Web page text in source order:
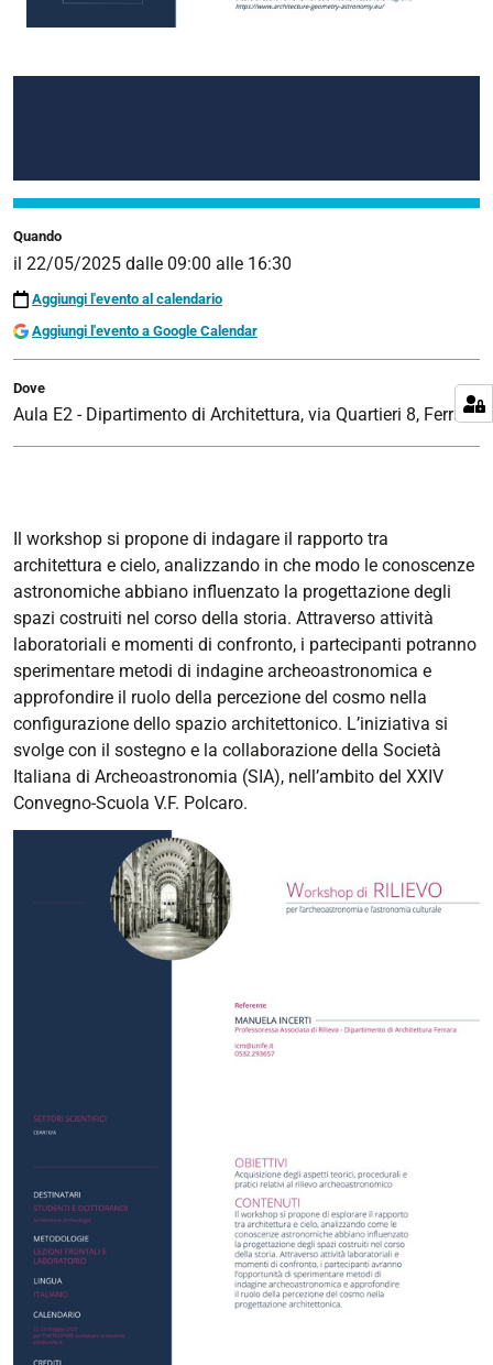
Quando
il 22/05/2025 dalle 09:00 alle 16:30
Aggiungi l'evento al calendario
Aggiungi l'evento a Google Calendar
Dove
Aula E2 - Dipartimento di Architettura, via Quartieri 8, Ferrara
Il workshop si propone di indagare il rapporto tra
architettura e cielo, analizzando in che modo le conoscenze
astronomiche abbiano influenzato la progettazione degli
spazi costruiti nel corso della storia. Attraverso attività
laboratoriali e momenti di confronto, i partecipanti potranno
sperimentare metodi di indagine archeoastronomica e
approfondire il ruolo della percezione del cosmo nella
configurazione dello spazio architettonico. L’iniziativa si
svolge con il sostegno e la collaborazione della Società
Italiana di Archeoastronomia (SIA), nell’ambito del XXIV
Convegno-Scuola V.F. Polcaro.